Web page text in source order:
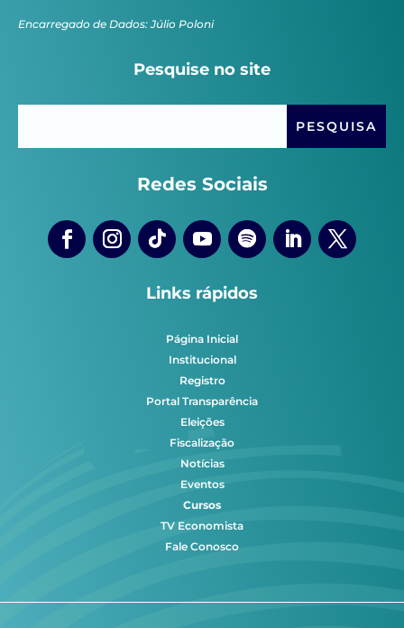
Encarregado de Dados: Júlio Poloni
Pesquise no site
Redes Sociais
Links rápidos
Página Inicial
Institucional
Registro
Portal Transparência
Eleições
Fiscalização
Notícias
Eventos
Cursos
TV Economista
Fale Conosco